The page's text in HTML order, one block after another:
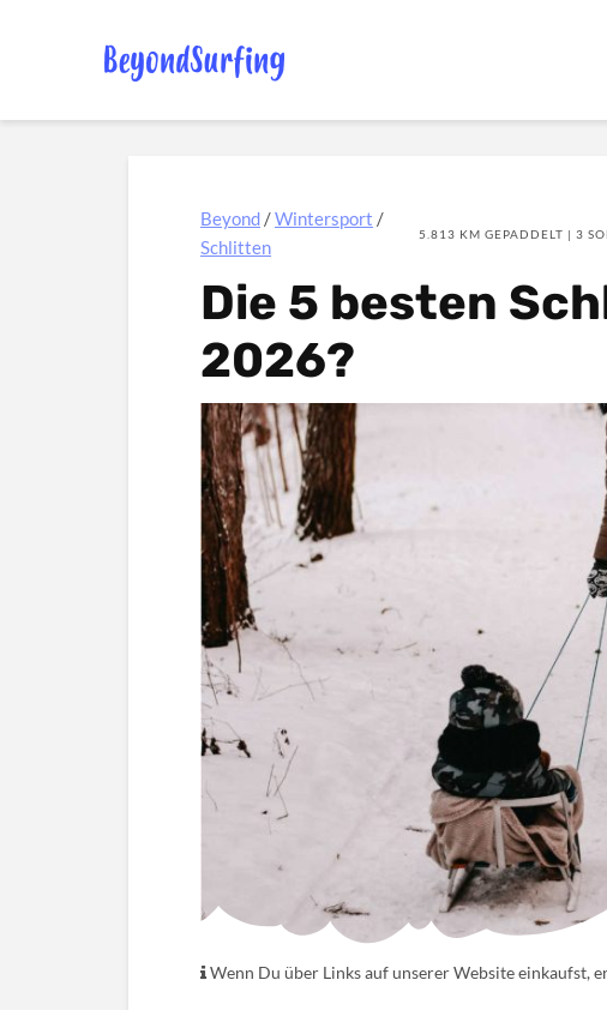
Beyond /Wintersport /
Schlitten
5.813 KM GEPADDELT | 3
Die 5 besten
2026?
Wenn Du über Links auf unserer Website einkaufst,